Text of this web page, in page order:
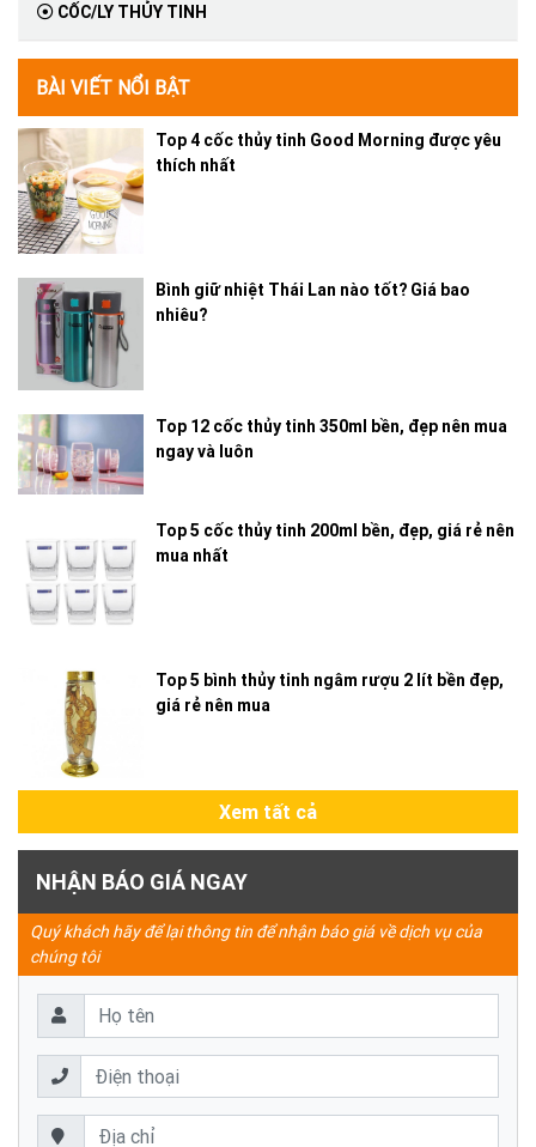
CỐC/LY THỦY TINH
BÀI VIẾT NỔI BẬT
Top 4 cốc thủy tinh Good Morning được yêu
thích nhất
Bình giữ nhiệt Thái Lan nào tốt? Giá bao
nhiêu?
Top 12 cốc thủy tinh 350ml bền, đẹp nên mua
ngay và luôn
Top 5 cốc thủy tinh 200ml bền, đẹp, giá rẻ nên
mua nhất
Top 5 bình thủy tinh ngâm rượu 2 lít bền đẹp,
giá rẻ nên mua
Xem tất cả
NHẬN BÁO GIÁ NGAY
Quý khách hãy để lại thông tin để nhận báo giá về dịch vụ của
chúng tôi